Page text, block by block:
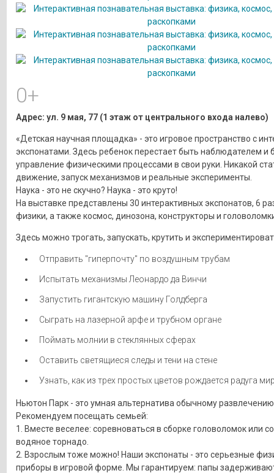
0+
Адрес: ул. 9 мая, 77 (1 этаж от центрального входа налево)
«Детская научная площадка» - это игровое пространство с
экспонатами. Здесь ребенок перестает быть наблюдателем и
управление физическими процессами в свои руки. Никакой
движение, запуск механизмов и реальные эксперименты.
Наука - это не скучно? Наука - это круто!
На выставке представлены 30 интерактивных экспонатов, 6
физики, а также космос, динозона, конструкторы и
Здесь можно трогать, запускать, крутить и
Отправить "гиперпочту" по воздушным трубам
Испытать механизмы Леонардо да Винчи
Запустить гигантскую машину Голдберга
Сыграть на лазерной арфе и трубном органе
Поймать молнии в стеклянных сферах
Оставить светящиеся следы и тени на стене
Узнать, как из трех простых цветов рождается радуга
Ньютон Парк - это умная альтернатива обычному
Рекомендуем посещать семьей:
1. Вместе веселее: соревноваться в сборке головоломок или
водяное торнадо.
2. Взрослым тоже можно! Наши экспонаты - это серьезные
приборы в игровой форме. Мы гарантируем: папы